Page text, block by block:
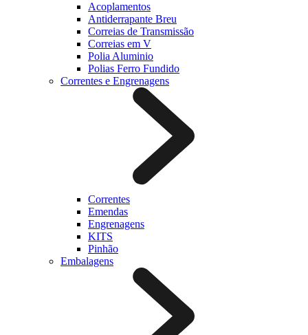
Acoplamentos
Antiderrapante Breu
Correias de Transmissão
Correias em V
Polia Aluminio
Polias Ferro Fundido
Correntes e Engrenagens
Correntes
Emendas
Engrenagens
KITS
Pinhão
Embalagens